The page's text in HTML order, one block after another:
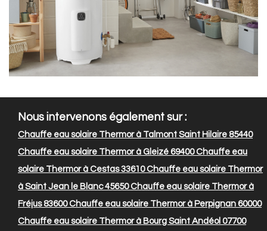
Nous intervenons également sur :
Chauffe eau solaire Thermor à Talmont Saint Hilaire 85440
Chauffe eau solaire Thermor à Gleizé 69400Chauffe eau
solaire Thermor à Cestas 33610Chauffe eau solaire Thermor
à Saint Jean le Blanc 45650Chauffe eau solaire Thermor à
Fréjus 83600Chauffe eau solaire Thermor à Perpignan 60000
Chauffe eau solaire Thermor à Bourg Saint Andéol 07700